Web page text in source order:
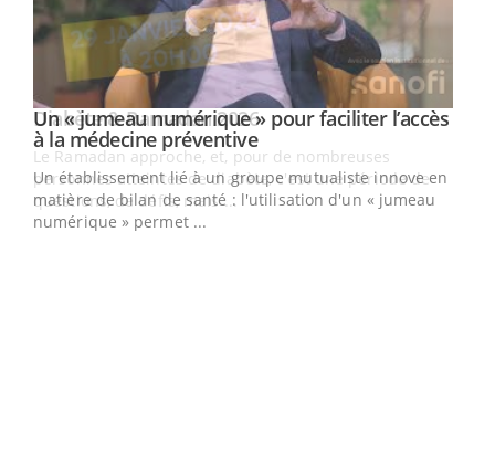
Youtube
Un « jumeau numérique » pour faciliter l’accès
à la médecine préventiveYoutube
Un établissement lié à un groupe mutualiste innove en
matière de bilan de santé : l'utilisation d'un « jumeau
numérique » permet ...